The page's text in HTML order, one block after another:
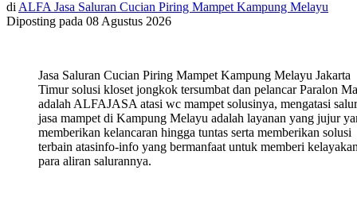
di ALFA Jasa Saluran Cucian Piring Mampet Kampung Melayu
Diposting pada 08 Agustus 2026
Jasa Saluran Cucian Piring Mampet Kampung Melayu Jakarta
Timur solusi kloset jongkok tersumbat dan pelancar Paralon
adalah ALFAJASA atasi wc mampet solusinya, mengatasi
jasa mampet di Kampung Melayu adalah layanan yang jujur
memberikan kelancaran hingga tuntas serta memberikan solusi
terbain atasinfo-info yang bermanfaat untuk memberi
para aliran salurannya.